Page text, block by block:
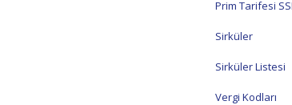
Prim Tarifesi
Sirküler
Sirküler Listesi
Vergi Kodları